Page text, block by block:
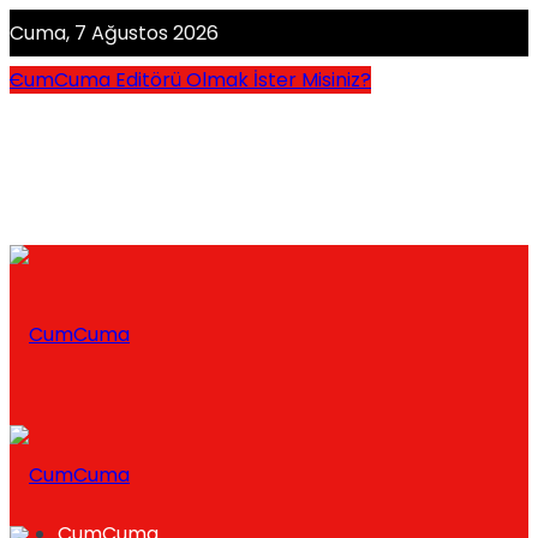
Cuma, 7 Ağustos 2026
CumCuma Editörü Olmak İster Misiniz?